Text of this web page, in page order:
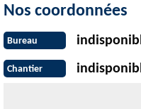
Nos coordonnées
Bureau
Chantier